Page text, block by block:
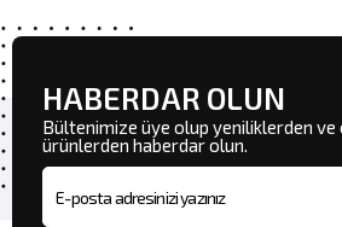
HABERDAR OLUN
Bültenimize üye olup yeniliklerden ve
ürünlerden haberdar olun.
E-posta adresi